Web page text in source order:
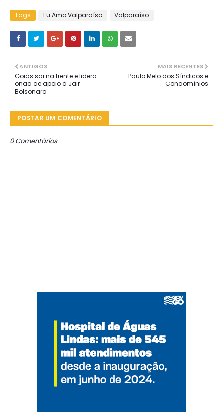
Tags Eu Amo Valparaíso Valparaíso
MAIS RECENTES
Paulo Melo dos Síndicos e
Condomínios
ANTIGOS
Goiás sai na frente e lidera
onda de apoio à Jair
Bolsonaro
POSTAR UM COMENTÁRIO
0 Comentários